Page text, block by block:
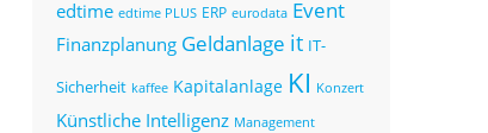
edtime edtime PLUS ERP eurodata Event
Finanzplanung Geldanlage it IT-
Sicherheit kaffee Kapitalanlage KI Konzert
Künstliche Intelligenz Management